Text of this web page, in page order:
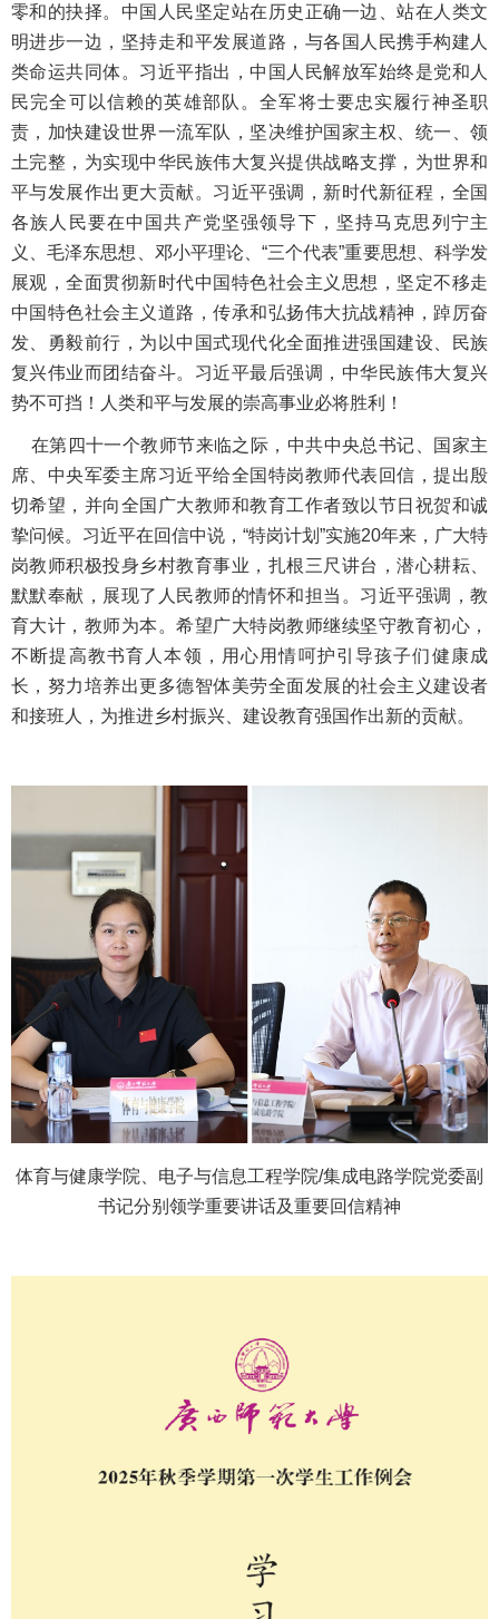
零和的抉择。中国人民坚定站在历史正确一边、站在人类文
明进步一边，坚持走和平发展道路，与各国人民携手构建人
类命运共同体。习近平指出，中国人民解放军始终是党和人
民完全可以信赖的英雄部队。全军将士要忠实履行神圣职
责，加快建设世界一流军队，坚决维护国家主权、统一、领
土完整，为实现中华民族伟大复兴提供战略支撑，为世界和
平与发展作出更大贡献。习近平强调，新时代新征程，全国
各族人民要在中国共产党坚强领导下，坚持马克思列宁主
义、毛泽东思想、邓小平理论、“三个代表”重要思想、科学发
展观，全面贯彻新时代中国特色社会主义思想，坚定不移走
中国特色社会主义道路，传承和弘扬伟大抗战精神，踔厉奋
发、勇毅前行，为以中国式现代化全面推进强国建设、民族
复兴伟业而团结奋斗。习近平最后强调，中华民族伟大复兴
势不可挡！人类和平与发展的崇高事业必将胜利！
在第四十一个教师节来临之际，中共中央总书记、国家主
席、中央军委主席习近平给全国特岗教师代表回信，提出殷
切希望，并向全国广大教师和教育工作者致以节日祝贺和诚
挚问候。习近平在回信中说，“特岗计划”实施20年来，广大特
岗教师积极投身乡村教育事业，扎根三尺讲台，潜心耕耘、
默默奉献，展现了人民教师的情怀和担当。习近平强调，教
育大计，教师为本。希望广大特岗教师继续坚守教育初心，
不断提高教书育人本领，用心用情呵护引导孩子们健康成
长，努力培养出更多德智体美劳全面发展的社会主义建设者
和接班人，为推进乡村振兴、建设教育强国作出新的贡献。
体育与健康学院、电子与信息工程学院/集成电路学院党委副
书记分别领学重要讲话及重要回信精神